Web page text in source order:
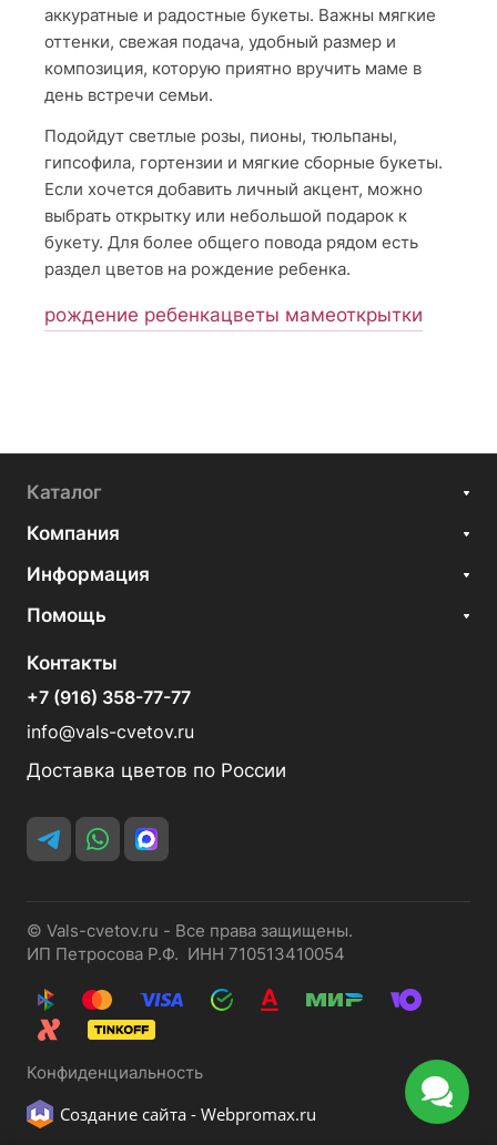
аккуратные и радостные букеты. Важны мягкие
оттенки, свежая подача, удобный размер и
композиция, которую приятно вручить маме в
день встречи семьи.
Подойдут светлые розы, пионы, тюльпаны,
гипсофила, гортензии и мягкие сборные букеты.
Если хочется добавить личный акцент, можно
выбрать открытку или небольшой подарок к
букету. Для более общего повода рядом есть
раздел цветов на рождение ребенка.
рождение ребенкацветы мамеоткрытки
Каталог
Компания
Информация
Помощь
Контакты
+7 (916) 358-77-77
info@vals-cvetov.ru
Доставка цветов по России
© Vals-cvetov.ru - Все права защищены.
ИП Петросова Р.Ф. ИНН 710513410054
Конфиденциальность
Создание сайта - Webpromax.ru